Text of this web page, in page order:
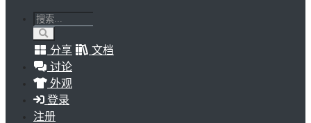
分享
文档
讨论
外观
登录
注册